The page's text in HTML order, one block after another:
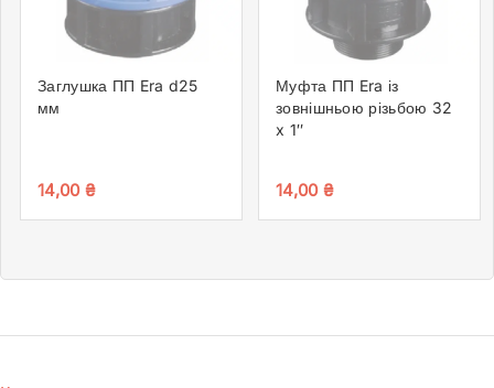
Заглушка ПП Era d25
мм
14,00 ₴
Муфта ПП Era із
зовнішньою різьбою 32
x 1″
14,00 ₴